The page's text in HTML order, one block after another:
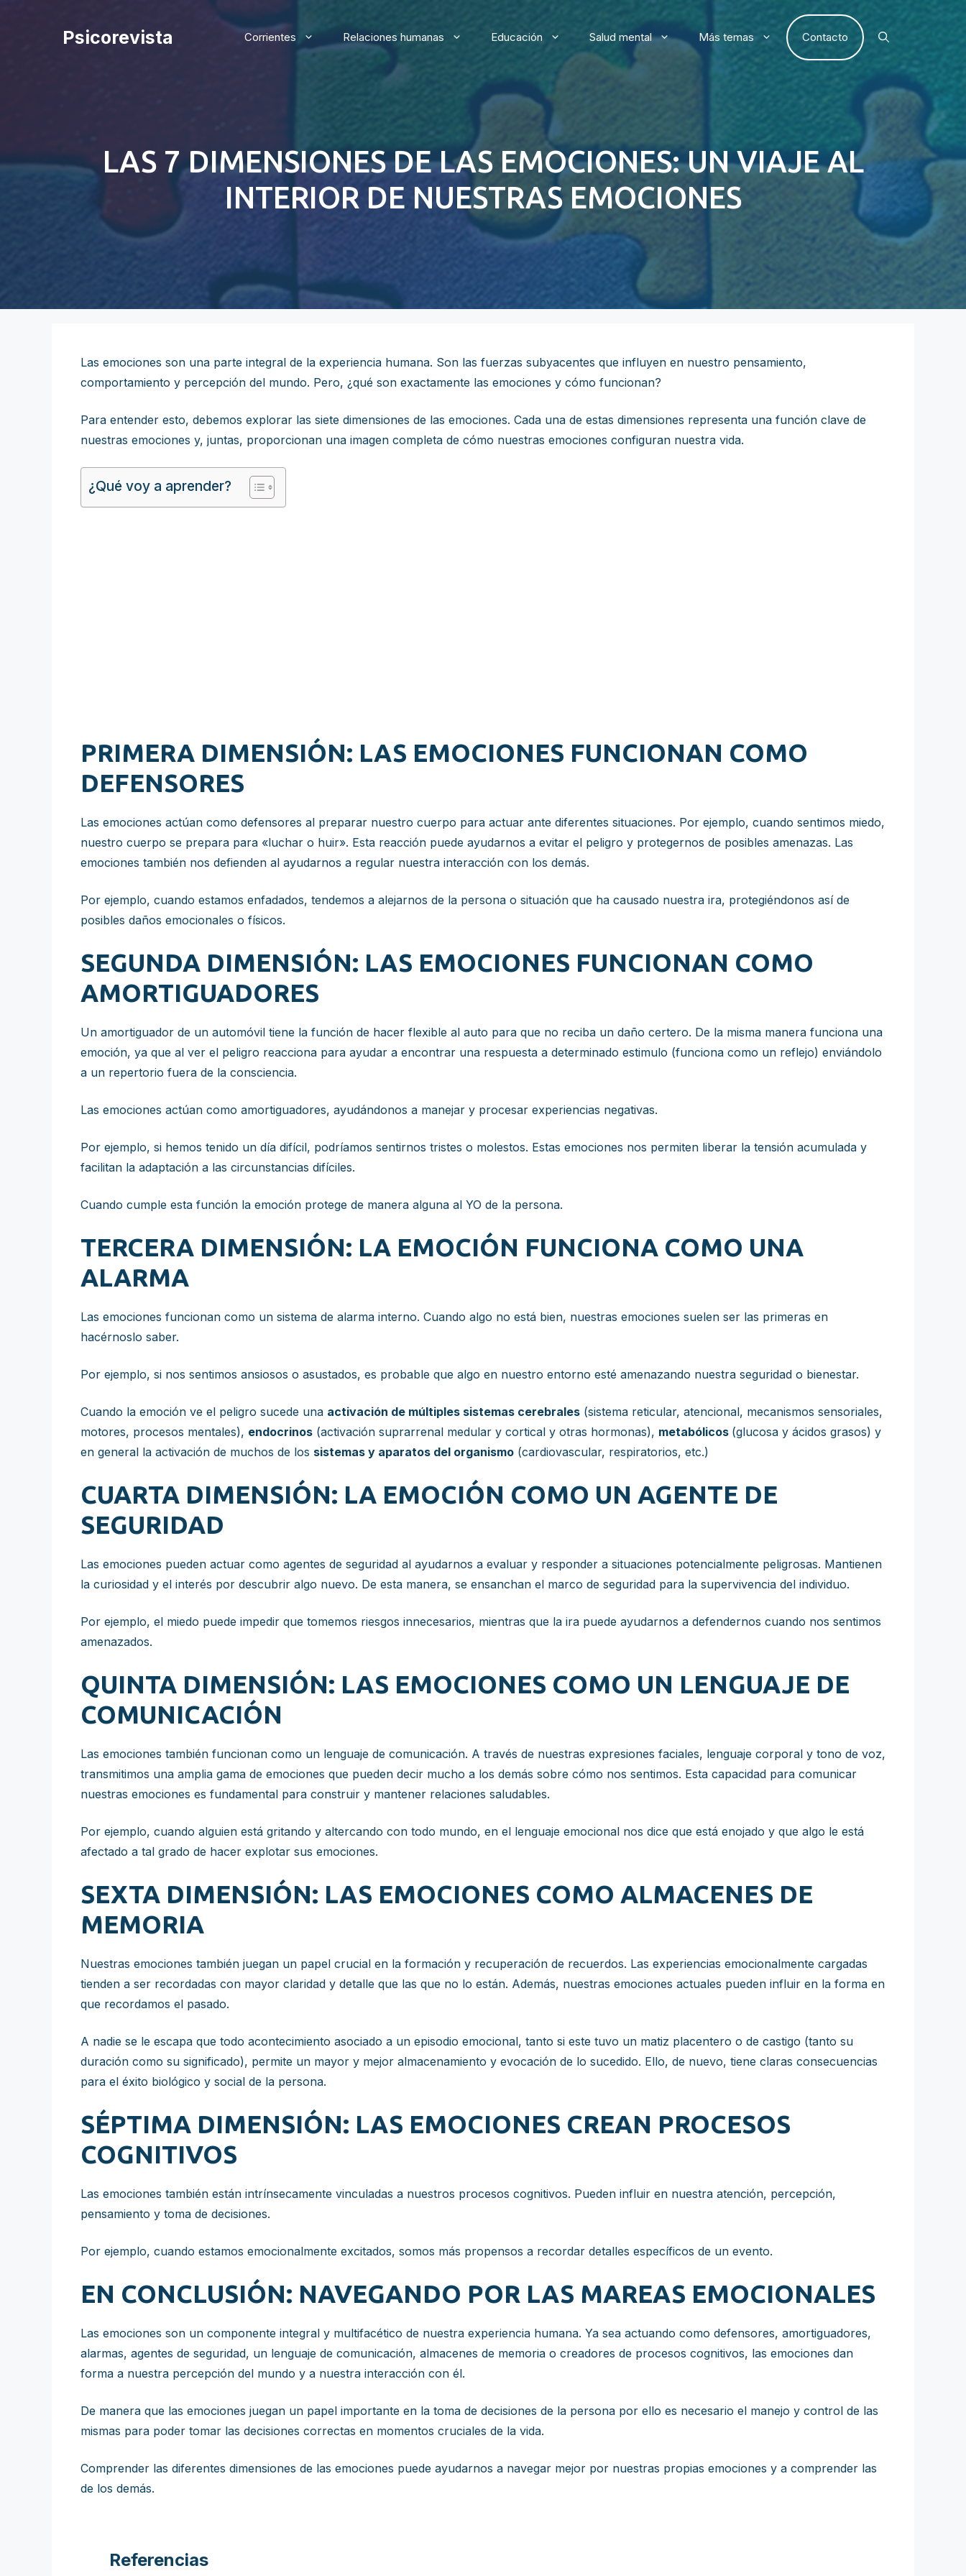
Psicorevista Corrientes Relaciones humanas Educación Salud mental Más temas Contacto
LAS 7 DIMENSIONES DE LAS EMOCIONES: UN VIAJE AL
INTERIOR DE NUESTRAS EMOCIONES
Las emociones son una parte integral de la experiencia humana. Son las fuerzas subyacentes que influyen en nuestro pensamiento,
comportamiento y percepción del mundo. Pero, ¿qué son exactamente las emociones y cómo funcionan?
Para entender esto, debemos explorar las siete dimensiones de las emociones. Cada una de estas dimensiones representa una función clave de
nuestras emociones y, juntas, proporcionan una imagen completa de cómo nuestras emociones configuran nuestra vida.
¿Qué voy a aprender?
PRIMERA DIMENSIÓN: LAS EMOCIONES FUNCIONAN COMO
DEFENSORES
Las emociones actúan como defensores al preparar nuestro cuerpo para actuar ante diferentes situaciones. Por ejemplo, cuando sentimos miedo,
nuestro cuerpo se prepara para «luchar o huir». Esta reacción puede ayudarnos a evitar el peligro y protegernos de posibles amenazas. Las
emociones también nos defienden al ayudarnos a regular nuestra interacción con los demás.
Por ejemplo, cuando estamos enfadados, tendemos a alejarnos de la persona o situación que ha causado nuestra ira, protegiéndonos así de
posibles daños emocionales o físicos.
SEGUNDA DIMENSIÓN: LAS EMOCIONES FUNCIONAN COMO
AMORTIGUADORES
Un amortiguador de un automóvil tiene la función de hacer flexible al auto para que no reciba un daño certero. De la misma manera funciona una
emoción, ya que al ver el peligro reacciona para ayudar a encontrar una respuesta a determinado estimulo (funciona como un reflejo) enviándolo
a un repertorio fuera de la consciencia.
Las emociones actúan como amortiguadores, ayudándonos a manejar y procesar experiencias negativas.
Por ejemplo, si hemos tenido un día difícil, podríamos sentirnos tristes o molestos. Estas emociones nos permiten liberar la tensión acumulada y
facilitan la adaptación a las circunstancias difíciles.
Cuando cumple esta función la emoción protege de manera alguna al YO de la persona.
TERCERA DIMENSIÓN: LA EMOCIÓN FUNCIONA COMO UNA
ALARMA
Las emociones funcionan como un sistema de alarma interno. Cuando algo no está bien, nuestras emociones suelen ser las primeras en
hacérnoslo saber.
Por ejemplo, si nos sentimos ansiosos o asustados, es probable que algo en nuestro entorno esté amenazando nuestra seguridad o bienestar.
Cuando la emoción ve el peligro sucede una activación de múltiples sistemas cerebrales (sistema reticular, atencional, mecanismos sensoriales,
motores, procesos mentales), endocrinos (activación suprarrenal medular y cortical y otras hormonas), metabólicos (glucosa y ácidos grasos) y
en general la activación de muchos de los sistemas y aparatos del organismo (cardiovascular, respiratorios, etc.)
CUARTA DIMENSIÓN: LA EMOCIÓN COMO UN AGENTE DE
SEGURIDAD
Las emociones pueden actuar como agentes de seguridad al ayudarnos a evaluar y responder a situaciones potencialmente peligrosas. Mantienen
la curiosidad y el interés por descubrir algo nuevo. De esta manera, se ensanchan el marco de seguridad para la supervivencia del individuo.
Por ejemplo, el miedo puede impedir que tomemos riesgos innecesarios, mientras que la ira puede ayudarnos a defendernos cuando nos sentimos
amenazados.
QUINTA DIMENSIÓN: LAS EMOCIONES COMO UN LENGUAJE DE
COMUNICACIÓN
Las emociones también funcionan como un lenguaje de comunicación. A través de nuestras expresiones faciales, lenguaje corporal y tono de voz,
transmitimos una amplia gama de emociones que pueden decir mucho a los demás sobre cómo nos sentimos. Esta capacidad para comunicar
nuestras emociones es fundamental para construir y mantener relaciones saludables.
Por ejemplo, cuando alguien está gritando y altercando con todo mundo, en el lenguaje emocional nos dice que está enojado y que algo le está
afectado a tal grado de hacer explotar sus emociones.
SEXTA DIMENSIÓN: LAS EMOCIONES COMO ALMACENES DE
MEMORIA
Nuestras emociones también juegan un papel crucial en la formación y recuperación de recuerdos. Las experiencias emocionalmente cargadas
tienden a ser recordadas con mayor claridad y detalle que las que no lo están. Además, nuestras emociones actuales pueden influir en la forma en
que recordamos el pasado.
A nadie se le escapa que todo acontecimiento asociado a un episodio emocional, tanto si este tuvo un matiz placentero o de castigo (tanto su
duración como su significado), permite un mayor y mejor almacenamiento y evocación de lo sucedido. Ello, de nuevo, tiene claras consecuencias
para el éxito biológico y social de la persona.
SÉPTIMA DIMENSIÓN: LAS EMOCIONES CREAN PROCESOS
COGNITIVOS
Las emociones también están intrínsecamente vinculadas a nuestros procesos cognitivos. Pueden influir en nuestra atención, percepción,
pensamiento y toma de decisiones.
Por ejemplo, cuando estamos emocionalmente excitados, somos más propensos a recordar detalles específicos de un evento.
EN CONCLUSIÓN: NAVEGANDO POR LAS MAREAS EMOCIONALES
Las emociones son un componente integral y multifacético de nuestra experiencia humana. Ya sea actuando como defensores, amortiguadores,
alarmas, agentes de seguridad, un lenguaje de comunicación, almacenes de memoria o creadores de procesos cognitivos, las emociones dan
forma a nuestra percepción del mundo y a nuestra interacción con él.
De manera que las emociones juegan un papel importante en la toma de decisiones de la persona por ello es necesario el manejo y control de las
mismas para poder tomar las decisiones correctas en momentos cruciales de la vida.
Comprender las diferentes dimensiones de las emociones puede ayudarnos a navegar mejor por nuestras propias emociones y a comprender las
de los demás.
Referencias